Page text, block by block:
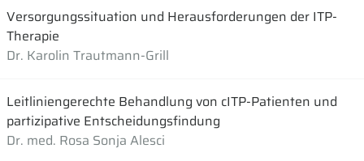
Versorgungssituation und Herausforderungen der ITP-
Therapie
Dr. Karolin Trautmann-Grill
Leitliniengerechte Behandlung von cITP-Patienten und
partizipative Entscheidungsfindung
Dr. med. Rosa Sonja Alesci